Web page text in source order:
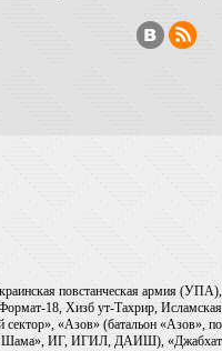
повстанческая армия
18, Хизб ут-Тахрир,
«Азов» (батальон «Азов»,
и Шама», ИГ, ИГИЛ, ДАИШ),